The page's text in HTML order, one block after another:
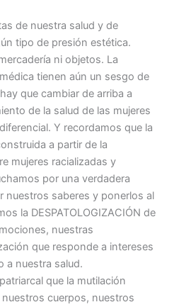
de nuestra salud y de
tipo de presión estética.
ni objetos. La
tienen aún un sesgo de
que cambiar de arriba a
de la salud de las mujeres
Y recordamos que la
a partir de la
mujeres racializadas y
por una verdadera
nuestros saberes y ponerlos al
la DESPATOLOGIZACIÓN de
nuestras
que responde a intereses
a nuestra salud.
que la mutilación
cuerpos, nuestros